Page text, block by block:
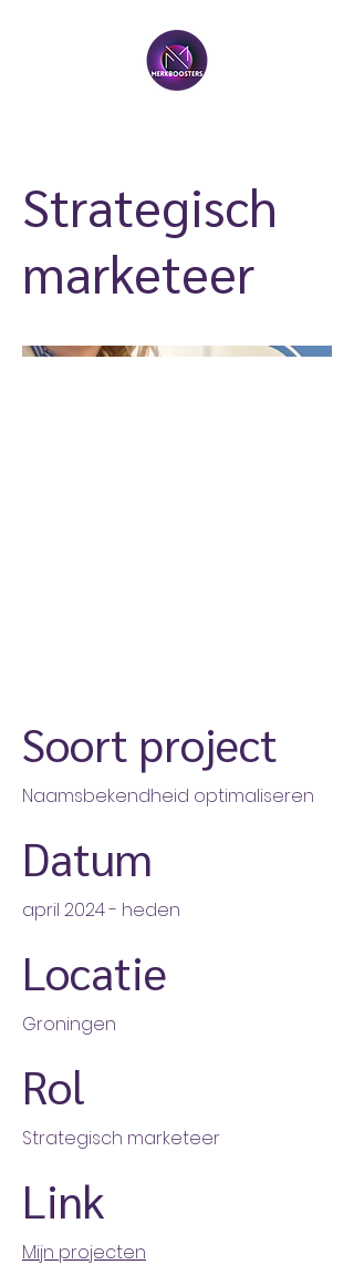
Strategisch
marketeer
Soort project
Naamsbekendheid optimaliseren
Datum
april 2024 - heden
Locatie
Groningen
Rol
Strategisch marketeer
Link
Mijn projecten